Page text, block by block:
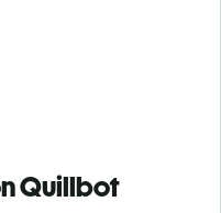
Quillbot